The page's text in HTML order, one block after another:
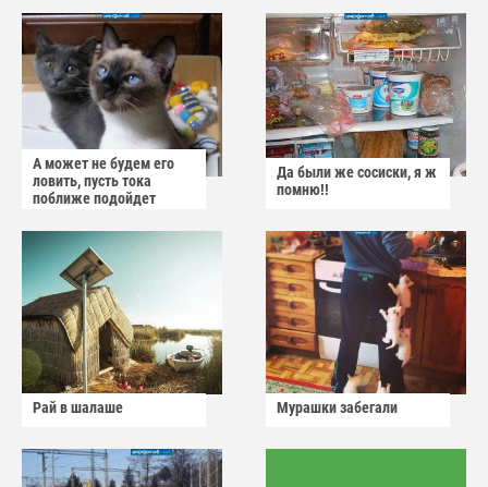
А может не будем его
ловить, пусть тока
поближе подойдет
Да были же сосиски, я ж
помню!!
Рай в шалаше Мурашки забегали